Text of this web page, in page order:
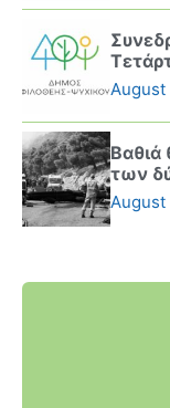
Βαθιά
των
August